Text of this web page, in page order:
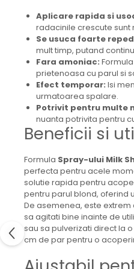
Aplicare rapida si
radacinile crescute sunt
Se usuca foarte
mult timp, putand
Fara amoniac:
prietenoasa cu parul si
Efect temporar: Isi
urmatoarea spalare.
Potrivit pentru multe
nuanta potrivita pentru
Beneficii si
Formula Spray-ului Milk
perfecta pentru acele
solutie rapida pentru
pentru parul blond, oferind
De asemenea, este
sa agitati bine inainte de
sau sa pulverizati direct la
cm de par pentru o